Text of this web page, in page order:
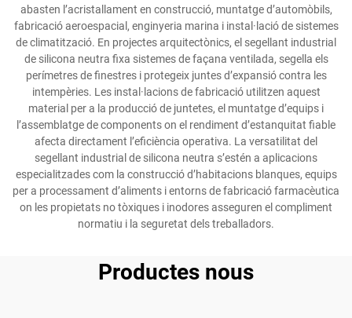
abasten l’acristallament en construcció, muntatge d’automòbils,
fabricació aeroespacial, enginyeria marina i instal·lació de sistemes
de climatització. En projectes arquitectònics, el segellant industrial
de silicona neutra fixa sistemes de façana ventilada, segella els
perímetres de finestres i protegeix juntes d’expansió contra les
intempèries. Les instal·lacions de fabricació utilitzen aquest
material per a la producció de juntetes, el muntatge d’equips i
l’assemblatge de components on el rendiment d’estanquitat fiable
afecta directament l’eficiència operativa. La versatilitat del
segellant industrial de silicona neutra s’estén a aplicacions
especialitzades com la construcció d’habitacions blanques, equips
per a processament d’aliments i entorns de fabricació farmacèutica
on les propietats no tòxiques i inodores asseguren el compliment
normatiu i la seguretat dels treballadors.
Productes nous